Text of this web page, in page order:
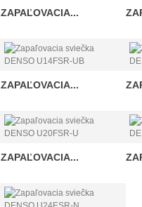
ZAPAĽOVACIA...
ZAPAĽOVACIA...
ZAPAĽOVACIA...